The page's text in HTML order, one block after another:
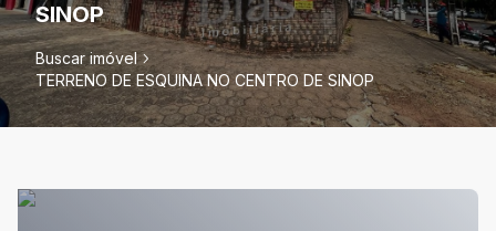
SINOP
Buscar imóvel
TERRENO DE ESQUINA NO CENTRO DE SINOP